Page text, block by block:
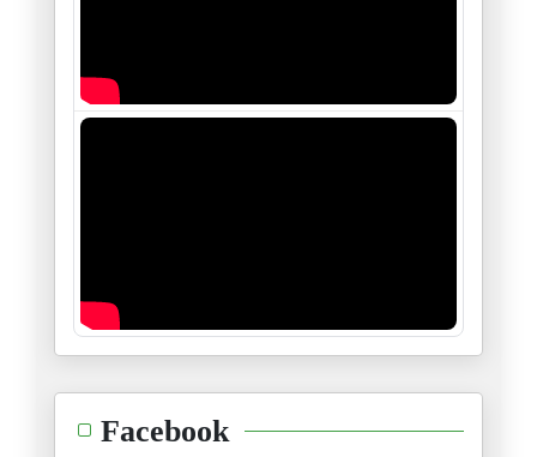
ولكن رغم ذلك سأدافع عن حريتك ي
12/02/2026
ترامب : وقاحة وعنجهية وغطرسةFacebook